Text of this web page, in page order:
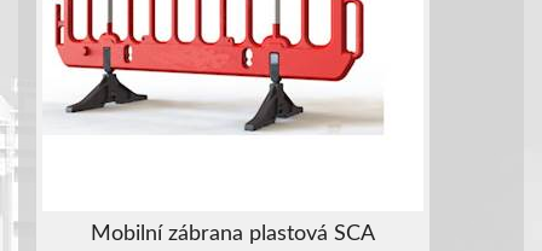
Mobilní zábrana plastová SCA